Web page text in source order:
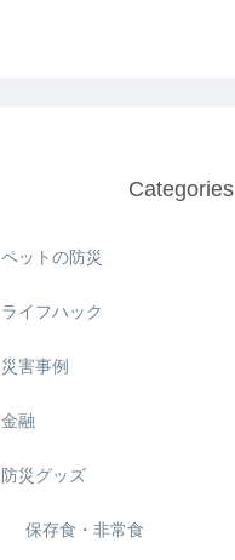
Categories
ペットの防災
ライフハック
災害事例
金融
防災グッズ
保存食・非常食